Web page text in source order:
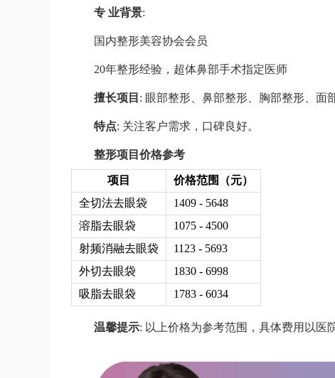
专 业背景:
国内整形美容协会会员
20年整形经验，超体鼻部手术指定医师
擅长项目 : 眼部整形、鼻部整形、胸部整形、面
特点: 关注客户需求，口碑良好。
整形项目价格参考
项目
价格范围（元）
全切法去眼袋
1409 - 5648
溶脂去眼袋
1075 - 4500
射频消融去眼袋
1123 - 5693
外切去眼袋
1830 - 6998
吸脂去眼袋
1783 - 6034
温馨提示: 以上价格为参考范围，具体费用以医